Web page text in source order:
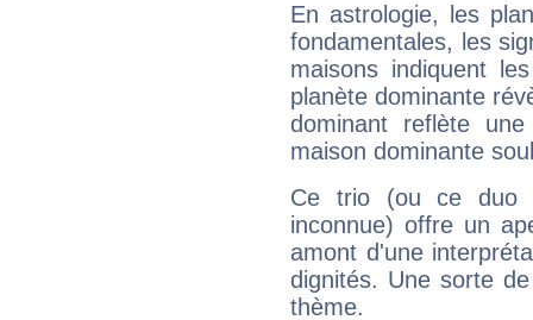
En astrologie, les
fondamentales, les
maisons indiquent
planète dominante
dominant reflète
maison dominante
Ce trio (ou ce duo
inconnue) offre un
amont d'une
dignités. Une sorte
thème.